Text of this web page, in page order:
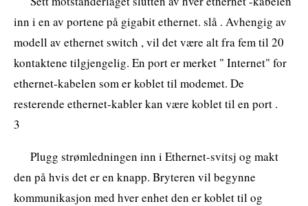
inn i en av portene på gigabit ethernet. slå . Avhengig av
modell av ethernet switch , vil det være alt fra fem til 20
kontaktene tilgjengelig. En port er merket " Internet" for
ethernet-kabelen som er koblet til modemet. De
resterende ethernet-kabler kan være koblet til en port .
3
Plugg strømledningen inn i Ethernet-svitsj og makt
den på hvis det er en knapp. Bryteren vil begynne
kommunikasjon med hver enhet den er koblet til og